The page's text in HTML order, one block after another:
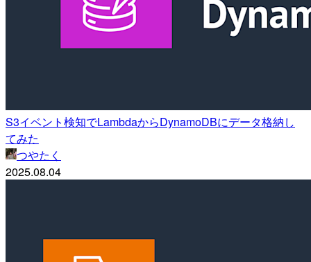
S3イベント検知でLambdaからDynamoDBにデータ格納し
てみた
つやたく
2025.08.04